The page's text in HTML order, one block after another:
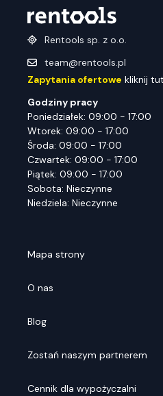
Rentools sp. z o.o.
team@rentools.pl
Zapytania ofertowe kliknij
Godziny pracy
Poniedziałek: 09:00 - 17:00
Wtorek: 09:00 - 17:00
Środa: 09:00 - 17:00
Czwartek: 09:00 - 17:00
Piątek: 09:00 - 17:00
Sobota: Nieczynne
Niedziela: Nieczynne
Mapa strony
O nas
Blog
Zostań naszym partnerem
Cennik dla wypożyczalni